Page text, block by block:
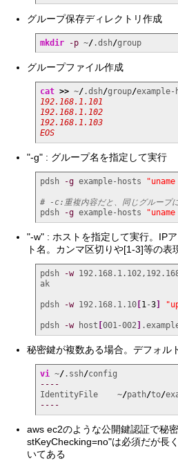
グループ保存ディレクトリ作成
mkdir -p ~/.dsh/group
グループファイル作成
cat >> ~/.dsh/group/example-
192.168.1.101
192.168.1.102
192.168.1.103
EOS
"-g" : グループ名を指定して実行
pdsh -g example-hosts
# -c:重複内容だと、同じグループ
pdsh
-g example-hosts
"-w" : ホストを指定して実行。IP
ト名。カンマ区切りや[1-3]等の表
pdsh -w
ak
pdsh -w 192.168.1.10[1-3]
pdsh -w host [001-002]
秘密鍵が複数ある場合。デフォル
vi ~/.ssh/
----
IdentityFile    ~/path/to/
----
aws ec2のような公開鍵認証で秘
stKeyChecking=no"は必須だが長
いてある